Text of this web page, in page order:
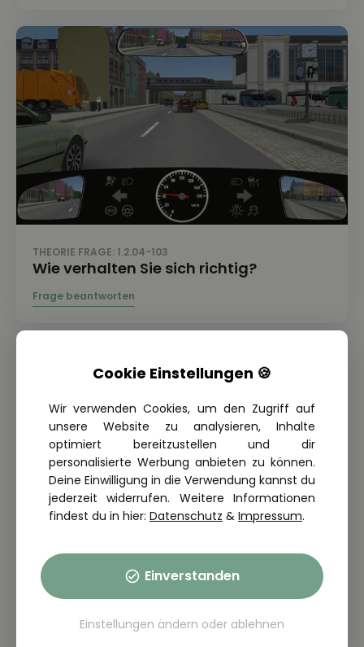
THEORIE FRAGE: 1.2.04-103
Wie verhalten Sie sich richtig?
THEORIE FRAGE: 1.2.04-104
Wozu kann ein ausreichender Abstand
zum vorausfahrenden Fahrzeug
beitragen?
Cookie Einstellungen 🍪
Wir verwenden Cookies, um den Zugriff auf
unsere Website zu analysieren, Inhalte
optimiert bereitzustellen und dir
personalisierte Werbung anbieten zu können.
Deine Einwilligung in die Verwendung kannst du
jederzeit widerrufen. Weitere Informationen
findest du in hier: Datenschutz & Impressum.
Einverstanden
Einstellungen ändern oder ablehnen